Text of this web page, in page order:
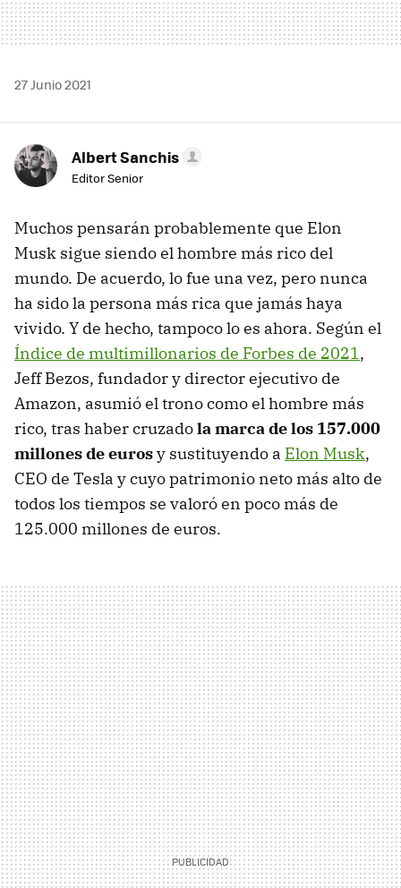
27 Junio 2021
Albert Sanchis
Editor Senior
Muchos pensarán probablemente que Elon
Musk sigue siendo el hombre más rico del
mundo. De acuerdo, lo fue una vez, pero nunca
ha sido la persona más rica que jamás haya
vivido. Y de hecho, tampoco lo es ahora. Según el
Índice de multimillonarios de Forbes de 2021,
Jeff Bezos, fundador y director ejecutivo de
Amazon, asumió el trono como el hombre más
rico, tras haber cruzadola marca de los 157.000
millones de eurosy sustituyendo a Elon Musk,
CEO de Tesla y cuyo patrimonio neto más alto de
todos los tiempos se valoró en poco más de
125.000 millones de euros.